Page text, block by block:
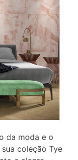
da moda e o
coleção Tye